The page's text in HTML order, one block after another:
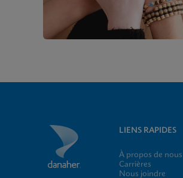
LIENS RAPIDES
À propos de nous
Carrières
Nous joindre